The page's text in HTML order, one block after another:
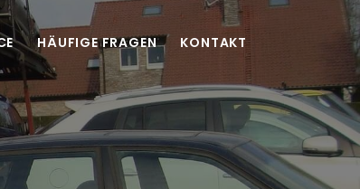
HÄUFIGE FRAGEN KONTAKT